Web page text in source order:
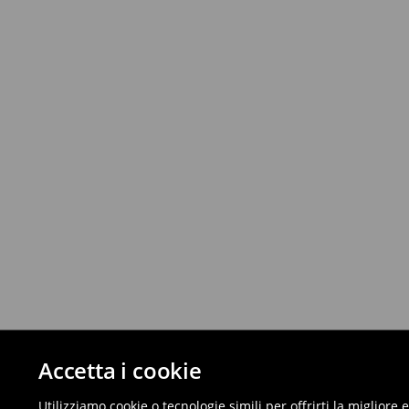
Accetta i cookie